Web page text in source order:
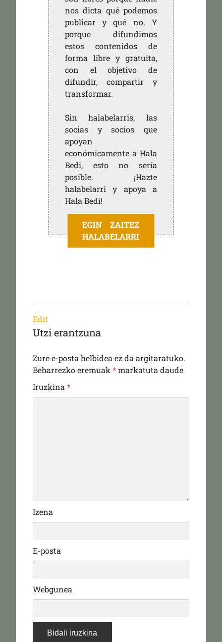
nos dicta qué podemos
publicar y qué no. Y
porque difundimos
estos contenidos de
forma libre y gratuita,
con el objetivo de
difundir, compartir y
transformar.
Sin halabelarris, las
socias y socios que
apoyan
económicamente a Hala
Bedi, esto no sería
posible. ¡Hazte
halabelarri y apoya a
Hala Bedi!
EGIN ZAITEZ
HALABELARRI
Edit
Utzi erantzuna
Zure e-posta helbidea ez da argitaratuko.
Beharrezko eremuak *markatuta daude
Iruzkina *
Izena
E-posta
Webgunea